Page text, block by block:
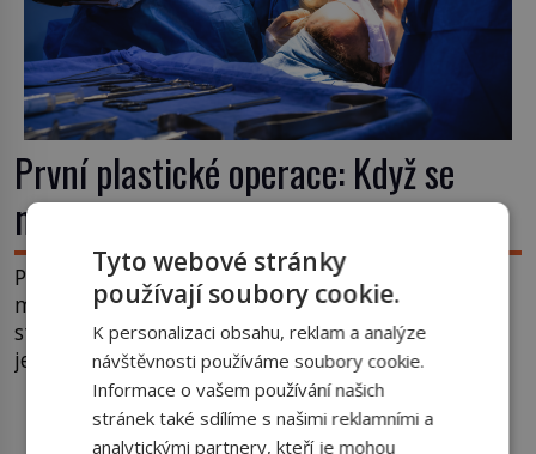
První plastické operace: Když se
nový nos rodí z kůže na tváři
Plastická chirurgie se často považuje za vynález
moderní medicíny. Ve skutečnosti jsou její kořeny
staré více než dva a půl tisíce let. V dobách, kdy
ještě neexistují antibiotika ani anestezie, se
odvážní lékaři pokoušejí vracet lidem tváře
znetvořené válkou, tresty nebo nehodami. Jejich
metody jsou překvapivě promyšlené a některé
DALŠÍ ČLÁNKY Z RUBRIKY ›
Tyto webové stránky
používají soubory cookie.
K personalizaci obsahu, reklam a analýze
návštěvnosti používáme soubory cookie.
Informace o vašem používání našich
stránek také sdílíme s našimi reklamními a
analytickými partnery, kteří je mohou